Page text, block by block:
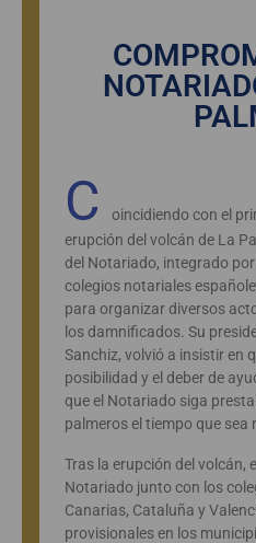
C
oincidiendo con el
erupción del volcán de La
del Notariado, integrado
colegios notariales
para organizar diversos
los damnificados. Su
Sanchiz, volvió a insistir en
posibilidad y el deber de
que el Notariado siga
palmeros el tiempo que sea
Tras la erupción del volcán,
Notariado junto con los
Canarias, Cataluña y
provisionales en los